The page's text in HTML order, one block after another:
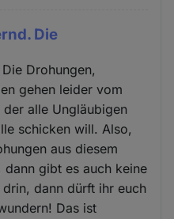
Die
Drohungen,
gehen leider vom
alle Ungläubigen
schicken will. Also,
aus diesem
dann gibt es auch keine
drin, dann dürft ihr euch
Das ist